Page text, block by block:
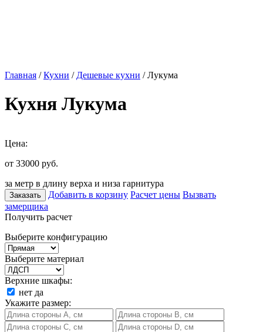
Главная /Кухни / Дешевые кухни / Лукума
Кухня Лукума
Цена:
от 33000 руб.
за метр в длину верха и низа гарнитура
Заказать Добавить в корзину Расчет цены Вызвать
замерщика
Получить расчет
Выберите конфигурацию
Выберите материал
Верхние шкафы:
нет да
Укажите размер: